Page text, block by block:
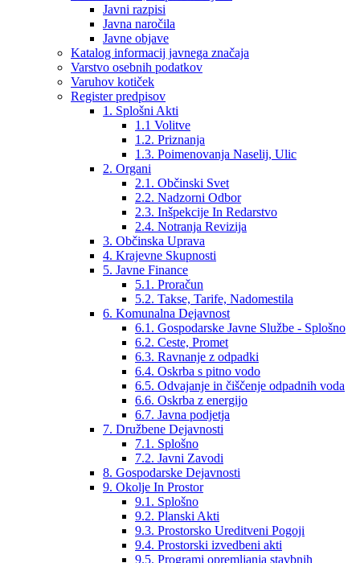
Javni razpisi
Javna naročila
Javne objave
Katalog informacij javnega značaja
Varstvo osebnih podatkov
Varuhov kotiček
Register predpisov
1. Splošni Akti
1.1 Volitve
1.2. Priznanja
1.3. Poimenovanja Naselij, Ulic
2. Organi
2.1. Občinski Svet
2.2. Nadzorni Odbor
2.3. Inšpekcije In Redarstvo
2.4. Notranja Revizija
3. Občinska Uprava
4. Krajevne Skupnosti
5. Javne Finance
5.1. Proračun
5.2. Takse, Tarife, Nadomestila
6. Komunalna Dejavnost
6.1. Gospodarske Javne Službe - Splošno
6.2. Ceste, Promet
6.3. Ravnanje z odpadki
6.4. Oskrba s pitno vodo
6.5. Odvajanje in čiščenje odpadnih voda
6.6. Oskrba z energijo
6.7. Javna podjetja
7. Družbene Dejavnosti
7.1. Splošno
7.2. Javni Zavodi
8. Gospodarske Dejavnosti
9. Okolje In Prostor
9.1. Splošno
9.2. Planski Akti
9.3. Prostorsko Ureditveni Pogoji
9.4. Prostorski izvedbeni akti
9.5. Programi opremljanja stavbnih